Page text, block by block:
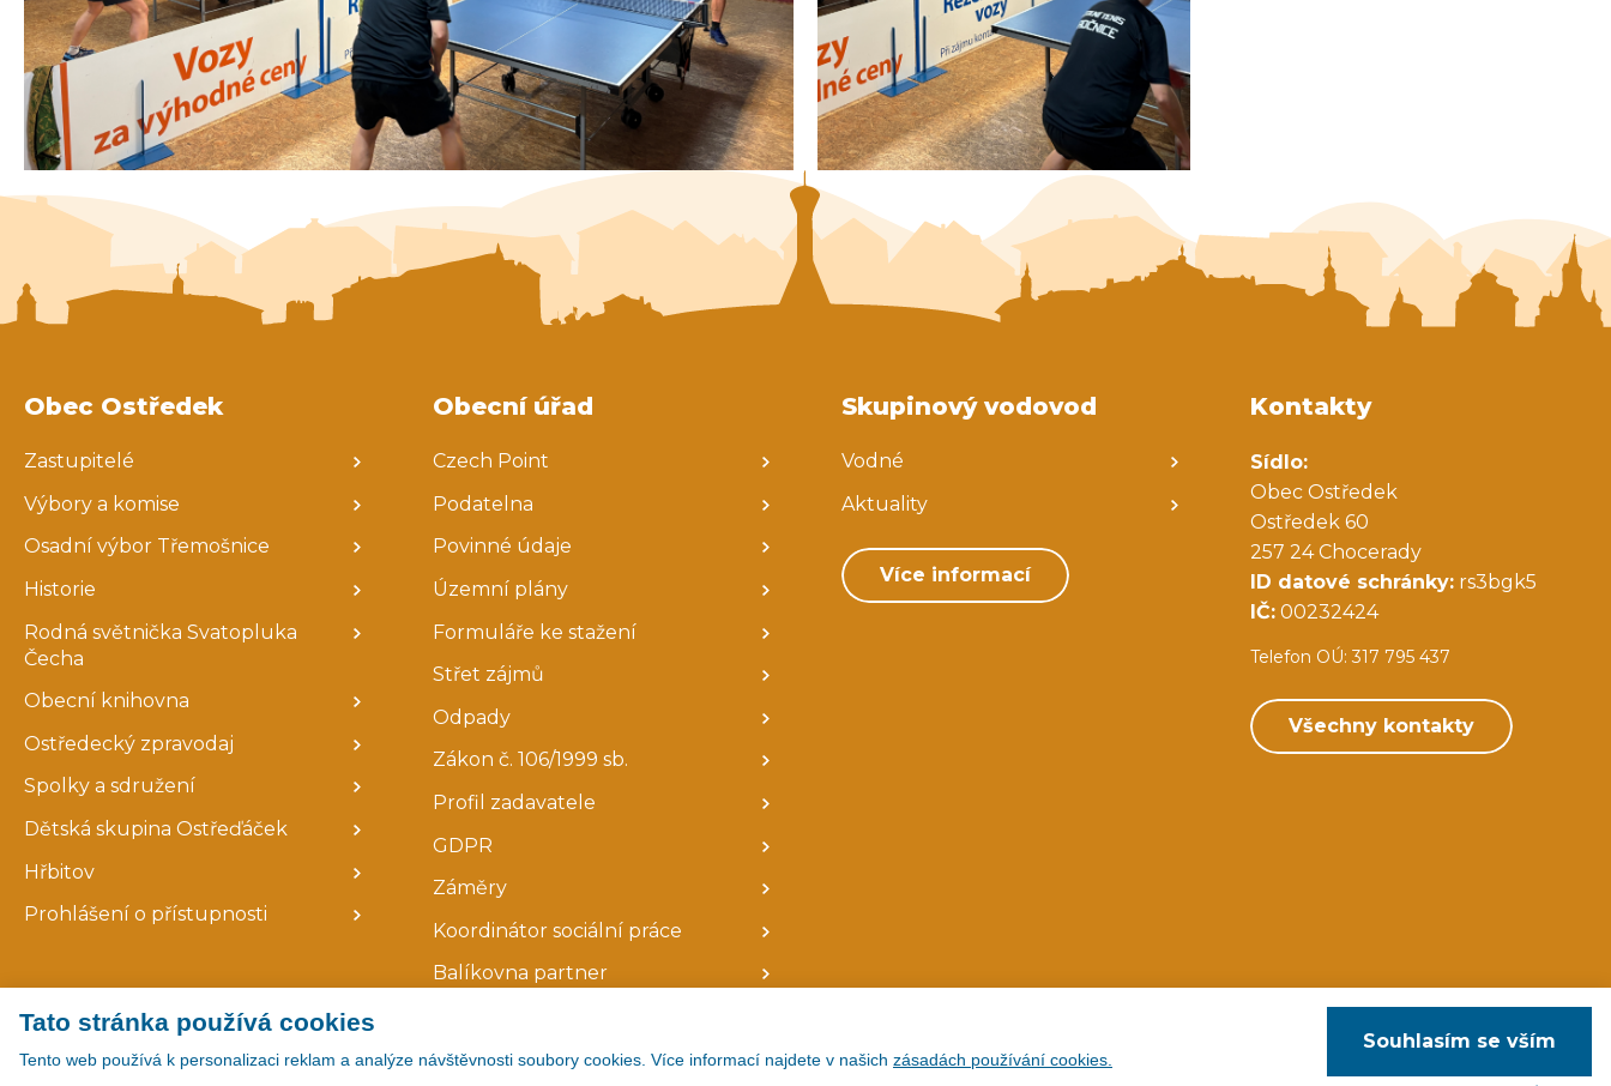
Tato stránka používá cookies
Tento web používá k personalizaci reklam a analýze návštěvnosti soubory cookies. Více informací najdete v našich zásadách používání cookies.
Souhlasím se vším
Obec Ostředek
Zastupitelé
Výbory a komise
Osadní výbor Třemošnice
Historie
Rodná světnička Svatopluka
Čecha
Obecní knihovna
Ostředecký zpravodaj
Spolky a sdružení
Dětská skupina Ostřeďáček
Hřbitov
Prohlášení o přístupnosti
Obecní úřad
Czech Point
Podatelna
Povinné údaje
Územní plány
Formuláře ke stažení
Střet zájmů
Odpady
Zákon č. 106/1999 sb.
Profil zadavatele
GDPR
Záměry
Koordinátor sociální práce
Balíkovna partner
Skupinový vodovod
Vodné
Aktuality
Více informací
Kontakty
Sídlo:
Obec Ostředek
Ostředek 60
257 24 Chocerady
ID datové schránky: rs3bgk5
IČ: 00232424
Telefon OÚ: 317 795 437
Všechny kontakty